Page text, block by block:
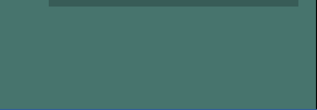
#824:移築のワイナリー